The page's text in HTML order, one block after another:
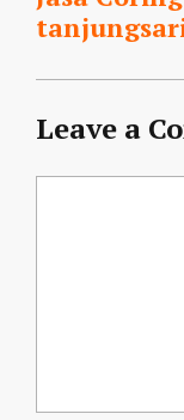
Leave a